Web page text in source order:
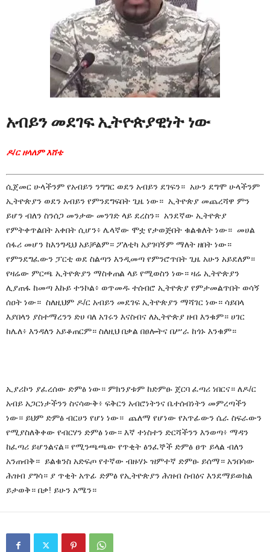
አብይን መደገፍ ኢትዮጵያዊነት ነው
ዶ/ር ዘላለም እሸቴ
ሲጀመር ሁላችንም የአብይን ንግግር ወደን አብይን ደገፍን። አሁን ደግሞ ሁላችንም
ኢትዮጵያን ወደን አብይን የምንደግፍበት ጊዜ ነው። ኢትዮጵያ መጨረሻዋ ምን
ይሆን ብለን ስንሰጋ መንታው መንገድ ላይ ደረስን። አንደኛው ኢትዮጵያ
የምትቀጥልበት አቀበት ሲሆን፥ ሌላኛው ሞቷ የታወጅበት ቁልቁለት ነው። መሀል
ሰፋሪ መሆን ከእንግዲህ አይቻልም። ፖለቲካ አያገባኝም ማለት ዘበት ነው።
የምንደግፈውን ፓርቲ ወደ ስልጣን እንዲመጣ የምንሮጥበት ጊዜ አሁን አይደለም።
የዛሬው ምርጫ ኢትዮጵያን ማስቀጠል ላይ የሚወስን ነው። ዛሬ ኢትዮጵያን
ሊያጠፋ ከመጣ እኩይ ተንኮል፥ ወጥመዱ ተሰብሮ ኢትዮጵያ የምታመልጥበት ወሳኝ
ሰዐት ነው። ስለዚህም ዶ/ር አብይን መደገፍ ኢትዮጵያን ማሻገር ነው። ሳይበላ
እያበላን ያስተማረንን ድሀ ባለ አገሩን እናስብና ለኢትዮጵያ ዘብ እንቁም። ሀገር
ከሌለ፥ እንዳለን አይቆጠርም። ስለዚህ በቃል በፀሎትና በሥራ ከጎኑ እንቁም።
ኢያሪኮን ያፈረሰው ድምፅ ነው። ምክንያቱም ከድምፁ ጀርባ ፈጣሪ ነበርና። ለዶ/ር
አብይ አጋርነታችንን ስናሳውቅ፥ ፍቅርን አብሮነትንና ቤተሰብነትን መምረጣችን
ነው። ይህም ድምፅ ብርሀን የሆነ ነው። ጨለማ የሆነው የአጥፊውን ሴራ ስፍራውን
የሚያስለቅቀው የብርሃን ድምፅ ነው። እኛ ተነስተን ድርሻችንን እንወጣ፥ ማዳን
ከፈጣሪ ይሆንልናል። የሚንጫጫው የጥቂት ፅንፈኞች ድምፅ ፀጥ ይላል ብለን
አንጠብቅ። ይልቁንስ አድፍጦ የተኛው ብዙሃኑ ዝምተኛ ድምፁ ይሰማ። አንበሳው
ሕዝብ ያግሳ። ያ ጥቂት አጥፊ ድምፅ የኢትዮጵያን ሕዝብ ስብዕና እንደማይወክል
ይታወቅ። በቃ! ይሁን አሜን።